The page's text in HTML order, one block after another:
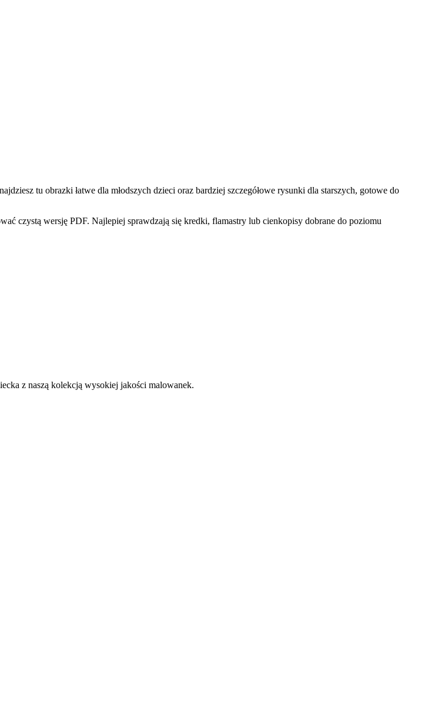
tu obrazki łatwe dla młodszych dzieci oraz bardziej szczegółowe rysunki dla starszych, gotowe do
czystą wersję PDF. Najlepiej sprawdzają się kredki, flamastry lub cienkopisy dobrane do poziomu
z naszą kolekcją wysokiej jakości malowanek.